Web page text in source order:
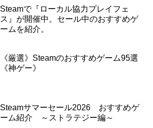
Steamで『ローカル協力プレイフェ
ス』が開催中。セール中のおすすめゲ
ームを紹介。
《厳選》Steamのおすすめゲーム95選
《神ゲー》
Steamサマーセール2026 おすすめゲ
ーム紹介 ～ストラテジー編～